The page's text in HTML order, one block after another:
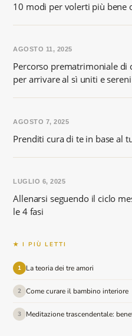
10 modi per volerti più bene
Percorso prematrimoniale di
per arrivare al sì uniti e sereni
AGOSTO 11, 2025
Prenditi cura di te in base al
AGOSTO 7, 2025
Allenarsi seguendo il ciclo
le 4 fasi
LUGLIO 6, 2025
★ I PIÙ LETTI
1 La teoria dei tre amori
2 Come curare il bambino interiore
3 Meditazione trascendentale: